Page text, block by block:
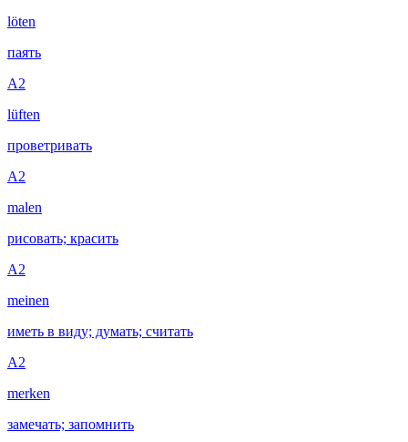
löten
паять
A2
lüften
проветривать
A2
malen
рисовать; красить
A2
meinen
иметь в виду; думать; считать
A2
merken
замечать; запомнить